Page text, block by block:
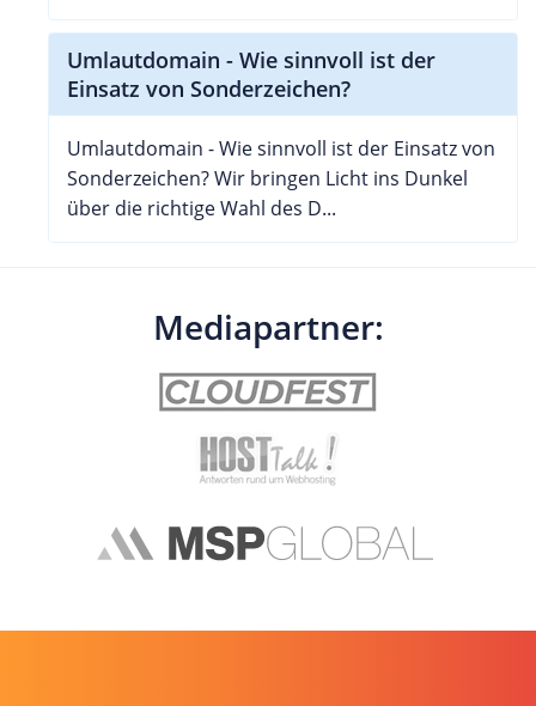
Umlautdomain - Wie sinnvoll ist der
Einsatz von Sonderzeichen?
Umlautdomain - Wie sinnvoll ist der Einsatz von
Sonderzeichen? Wir bringen Licht ins Dunkel
über die richtige Wahl des D...
Mediapartner: